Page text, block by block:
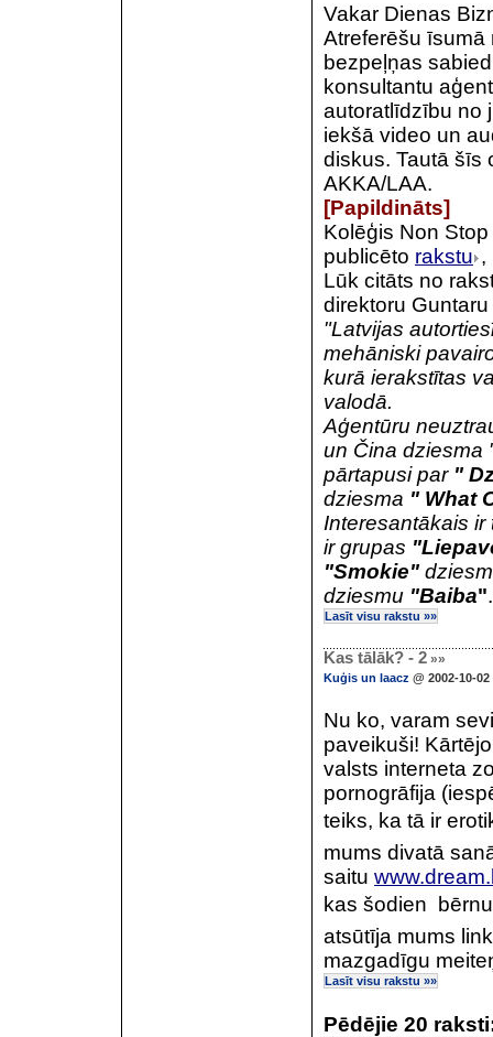
Vakar Dienas
Atreferēšu īsumā
bezpeļņas
konsultantu
autoratlīdzību no
iekšā video un
diskus. Tautā šīs
AKKA/LAA.
[Papildināts]
Kolēģis Non
publicēto rakstu ,
Lūk citāts no
direktoru
"Latvijas
mehāniski
kurā ierakstītas
valodā.
Aģentūru
un Čina dziesma
pārtapusi par "
dziesma " What
Interesantākais
ir grupas
"Smokie"
dziesmu "Baiba"
Lasīt visu rakstu »»
Kas tālāk? - 2 »»
Kuģis un laacz @ 2002-10-02
Nu ko, varam
paveikuši!
valsts interneta
pornogrāfija
teiks, ka tā ir
mums divatā
saitu
kas šodien 
atsūtīja mums
mazgadīgu
Lasīt visu rakstu »»
Pēdējie 20